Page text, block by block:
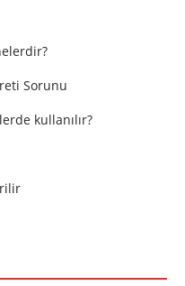
Sorunu
kullanılır?